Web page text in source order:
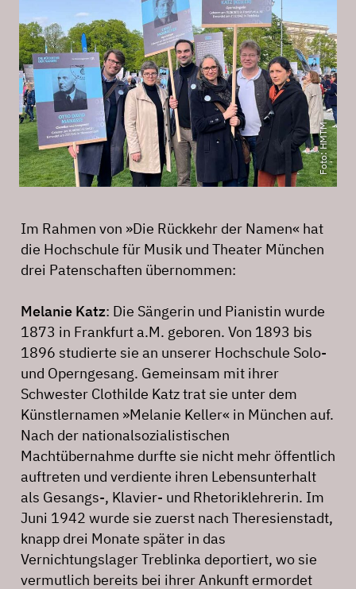
Foto: HMTM
Im Rahmen von »Die Rückkehr der Namen« hat
die Hochschule für Musik und Theater München
drei Patenschaften übernommen:
Melanie Katz: Die Sängerin und Pianistin wurde
1873 in Frankfurt a.M. geboren. Von 1893 bis
1896 studierte sie an unserer Hochschule Solo-
und Operngesang. Gemeinsam mit ihrer
Schwester Clothilde Katz trat sie unter dem
Künstlernamen »Melanie Keller« in München auf.
Nach der nationalsozialistischen
Machtübernahme durfte sie nicht mehr öffentlich
auftreten und verdiente ihren Lebensunterhalt
als Gesangs-, Klavier- und Rhetoriklehrerin. Im
Juni 1942 wurde sie zuerst nach Theresienstadt,
knapp drei Monate später in das
Vernichtungslager Treblinka deportiert, wo sie
vermutlich bereits bei ihrer Ankunft ermordet